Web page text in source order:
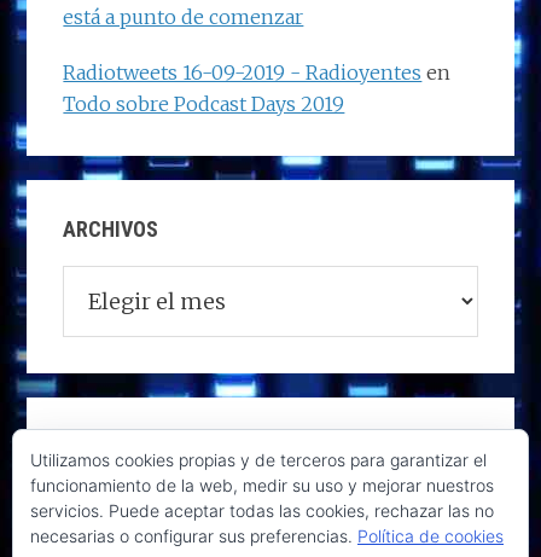
está a punto de comenzar
Radiotweets 16-09-2019 - Radioyentes en
Todo sobre Podcast Days 2019
ARCHIVOS
Utilizamos cookies propias y de terceros para garantizar el
funcionamiento de la web, medir su uso y mejorar nuestros
servicios. Puede aceptar todas las cookies, rechazar las no
necesarias o configurar sus preferencias. Política de cookies